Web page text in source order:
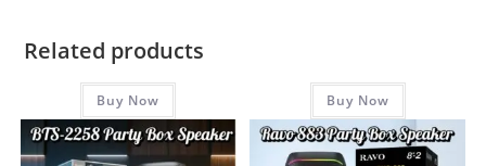
Related products
Buy Now Buy Now